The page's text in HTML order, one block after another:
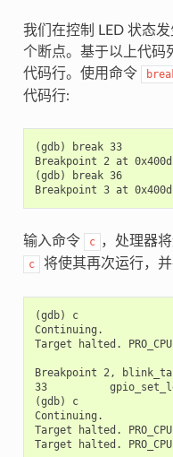
我们在控制 LED 状态
个断点。基于以上代码
代码行。使用命令
代码行:
(gdb) break 33
Breakpoint 2 at
(gdb) break 36
输入命令 c ，处理器
c 将使其再次运行，
(gdb) c
Continuing.
Target halted.
Breakpoint 2,
33
(gdb) c
Continuing.
Target halted.
Target halted.